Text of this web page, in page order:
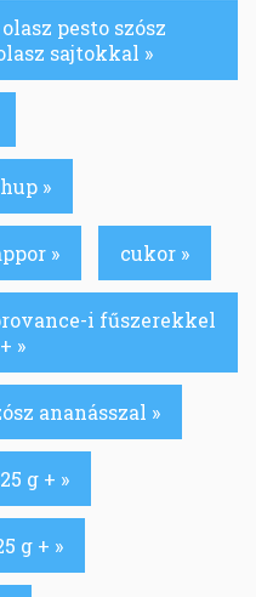
pesto szósz
sajtokkal »
»
» cukor »
i fűszerekkel
»
ananásszal »
g + »
g + »